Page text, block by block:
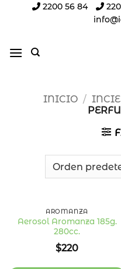
2200 56 84
INICIO /
AROMANZA
Aerosol Aromanza 185g.
280cc.
$220